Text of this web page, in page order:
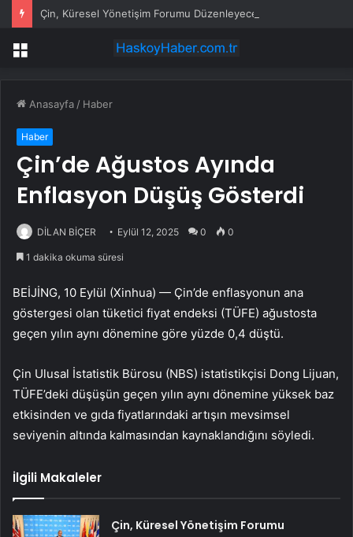
Çin, Küresel Yönetişim Forumu Düzenleyecek
Menü
Anasayfa / Haber
Haber
Çin’de Ağustos Ayında
Enflasyon Düşüş Gösterdi
DİLAN BİÇER Eylül 12, 2025 0 0
1 dakika okuma süresi
BEİJİNG, 10 Eylül (Xinhua) — Çin’de enflasyonun ana
göstergesi olan tüketici fiyat endeksi (TÜFE) ağustosta
geçen yılın aynı dönemine göre yüzde 0,4 düştü.
Çin Ulusal İstatistik Bürosu (NBS) istatistikçisi Dong Lijuan,
TÜFE’deki düşüşün geçen yılın aynı dönemine yüksek baz
etkisinden ve gıda fiyatlarındaki artışın mevsimsel
seviyenin altında kalmasından kaynaklandığını söyledi.
İlgili Makaleler
Çin, Küresel Yönetişim Forumu